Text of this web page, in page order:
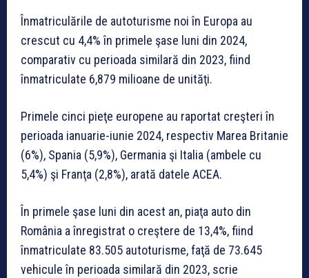
Înmatriculările de autoturisme noi în Europa au
crescut cu 4,4% în primele şase luni din 2024,
comparativ cu perioada similară din 2023, fiind
înmatriculate 6,879 milioane de unităţi.
Primele cinci pieţe europene au raportat creşteri în
perioada ianuarie-iunie 2024, respectiv Marea Britanie
(6%), Spania (5,9%), Germania şi Italia (ambele cu
5,4%) şi Franţa (2,8%), arată datele ACEA.
În primele şase luni din acest an, piaţa auto din
România a înregistrat o creştere de 13,4%, fiind
înmatriculate 83.505 autoturisme, faţă de 73.645
vehicule în perioada similară din 2023, scrie